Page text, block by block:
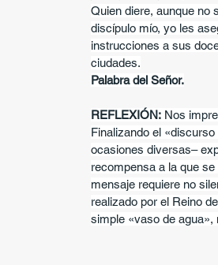
Quien diere, aunque no
discípulo mío, yo les
instrucciones a sus
ciudades.
Palabra del Señor.
REFLEXIÓN: Nos
Finalizando el
ocasiones diversas–
recompensa a la que
mensaje requiere no
realizado por el Reino
simple «vaso de agua»,